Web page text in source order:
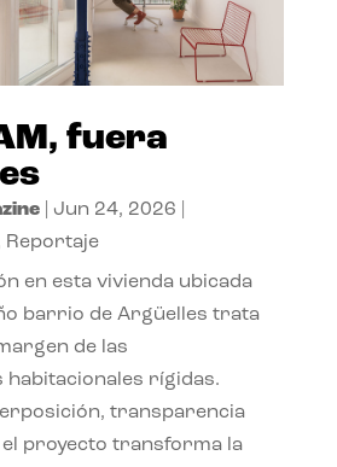
fuera
| Jun 24, 2026
Reportaje
en esta vivienda ubicada
barrio de Argüelles trata
de las
habitacionales rígidas.
transparencia
proyecto transforma la